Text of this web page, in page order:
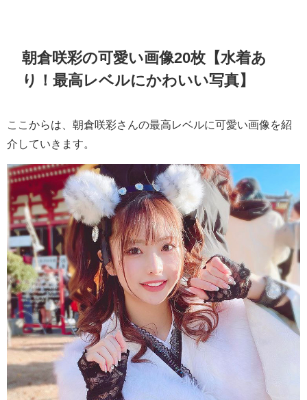
朝倉咲彩の可愛い画像20枚【水着あ
り！最高レベルにかわいい写真】
ここからは、朝倉咲彩さんの最高レベルに可愛い画像を紹
介していきます。